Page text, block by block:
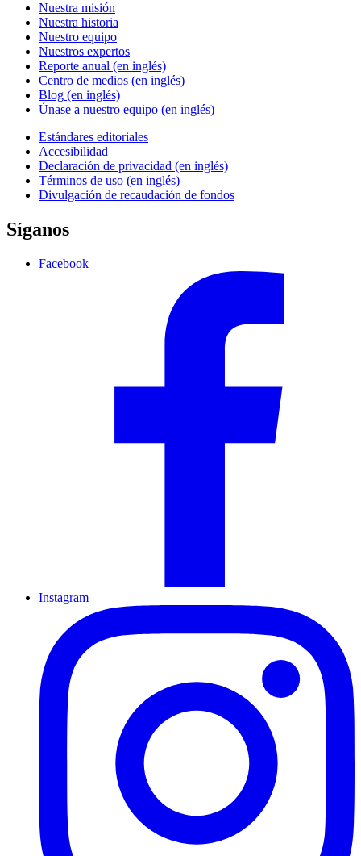
Nuestra misión
Nuestra historia
Nuestro equipo
Nuestros expertos
Reporte anual (en inglés)
Centro de medios (en inglés)
Blog (en inglés)
Únase a nuestro equipo (en inglés)
Estándares editoriales
Accesibilidad
Declaración de privacidad (en inglés)
Términos de uso (en inglés)
Divulgación de recaudación de fondos
Síganos
Facebook
Instagram